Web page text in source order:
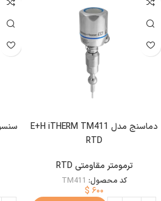
دماسنج مدل E+H iTHERM TM411
RTD
ترمومتر مقاومتی RTD
کد محصول: TM411
$ ۶۰۰